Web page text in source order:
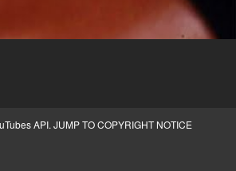
API. JUMP TO COPYRIGHT NOTICE